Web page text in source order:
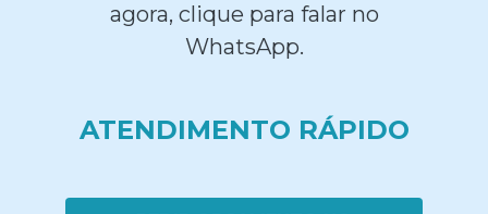
agora, clique para falar no
WhatsApp.
ATENDIMENTO RÁPIDO